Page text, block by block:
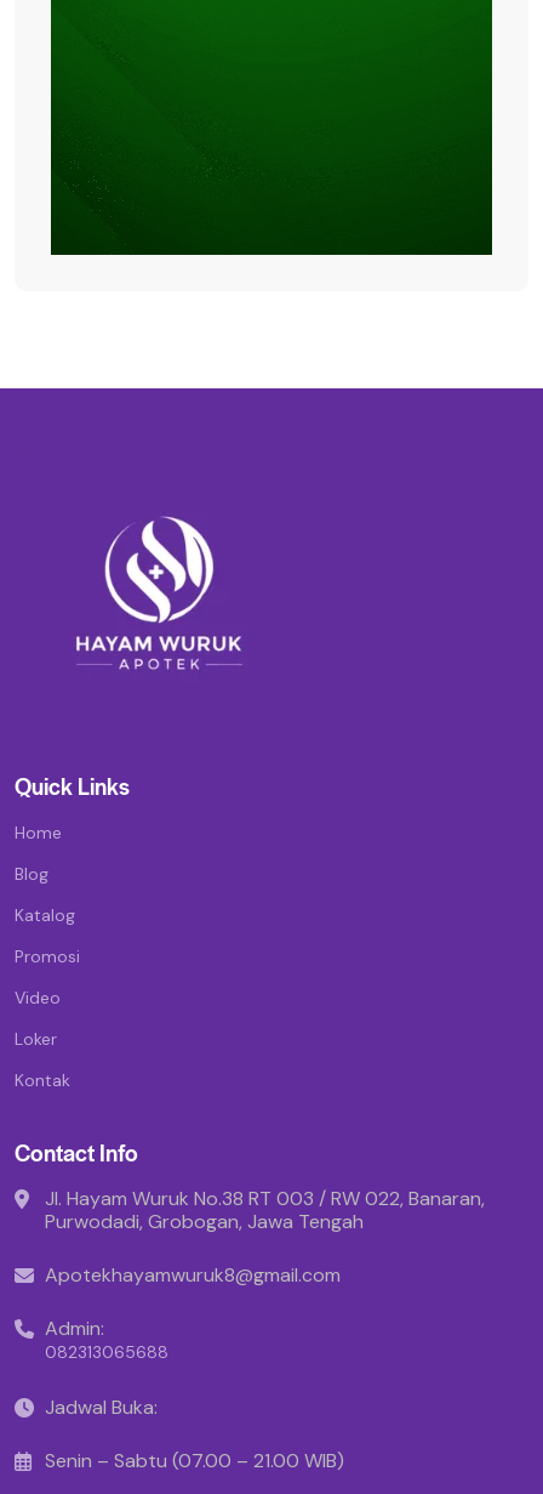
Quick Links
Home
Blog
Katalog
Promosi
Video
Loker
Kontak
Contact Info
Jl. Hayam Wuruk No.38 RT 003 / RW 022, Banaran,
Purwodadi, Grobogan, Jawa Tengah
Apotekhayamwuruk8@gmail.com
Admin:
082313065688
Jadwal Buka:
Senin – Sabtu (07.00 – 21.00 WIB)